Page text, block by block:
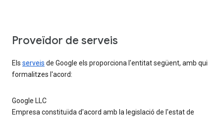
Proveïdor de serveis
Els serveis de Google els proporciona l'entitat següent, amb qui
formalitzes l'acord:
Google LLC
Empresa constituïda d'acord amb la legislació de l'estat de